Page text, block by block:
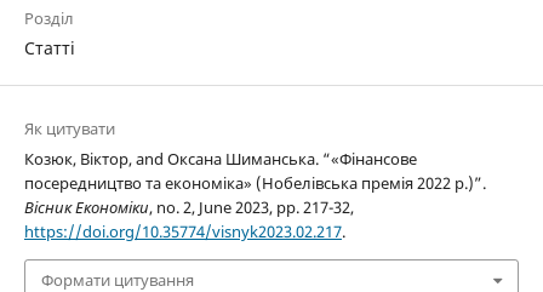
Розділ
Статті
Як цитувати
Козюк, Віктор, and Оксана Шиманська. “«Фінансове
посередництво та економіка» (Нобелівська премія 2022 р.)”.
Вісник Економіки, no. 2, June 2023, pp. 217-32,
https://doi.org/10.35774/visnyk2023.02.217.
Формати цитування